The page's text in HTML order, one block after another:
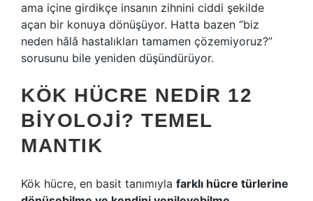
ama içine girdikçe insanın zihnini ciddi şekilde
açan bir konuya dönüşüyor. Hatta bazen “biz
neden hâlâ hastalıkları tamamen çözemiyoruz?”
sorusunu bile yeniden düşündürüyor.
KÖK HÜCRE NEDIR 12
BIYOLOJI? TEMEL
MANTIK
Kök hücre, en basit tanımıyla farklı hücre türlerine